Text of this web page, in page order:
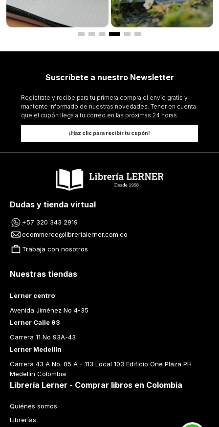
Suscríbete a nuestro Newsletter
Regístrate y recibe para tu primera compra el envío gratis y
mantente informado de nuestras novedades. Tener en cuenta
que el cupón llega a tu correo en las próximas 24 horas.
¡Haz clic para recibir tu cupón!
Dudas y tienda virtual
+57 320 343 2919
ecommerce@librerialerner.com.co
Trabaja con nosotros
Nuestras tiendas
Lerner centro
Avenida Jiménez No 4-35
Lerner Calle 93
Carrera 11 No 93A-43
Lerner Medellín
Carrera 43 A No. 05 A - 113 Local 103 Edificio One Plaza PH
Medellín Colombia
Librería Lerner - Comprar libros en Colombia
Quiénes somos
Librerías